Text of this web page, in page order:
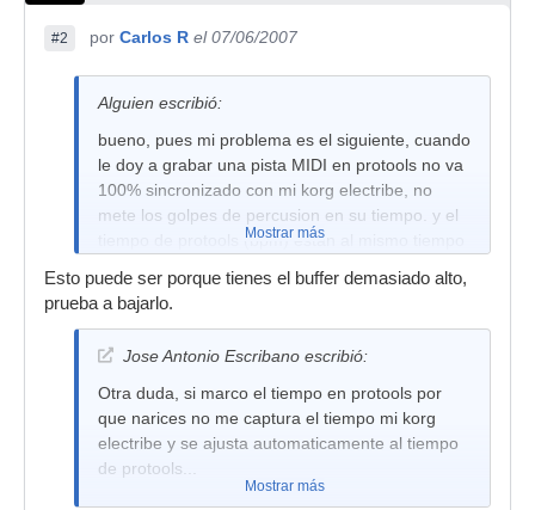
#2 por Carlos R el 07/06/2007
Alguien escribió:
bueno, pues mi problema es el siguiente, cuando
le doy a grabar una pista MIDI en protools no va
100% sincronizado con mi korg electribe, no
mete los golpes de percusion en su tiempo. y el
tiempo de protools (bpm) estan al mismo tiempo
Mostrar más
Esto puede ser porque tienes el buffer demasiado alto,
prueba a bajarlo.
Jose Antonio Escribano escribió:
Otra duda, si marco el tiempo en protools por
que narices no me captura el tiempo mi korg
electribe y se ajusta automaticamente al tiempo
de protools...
Mostrar más